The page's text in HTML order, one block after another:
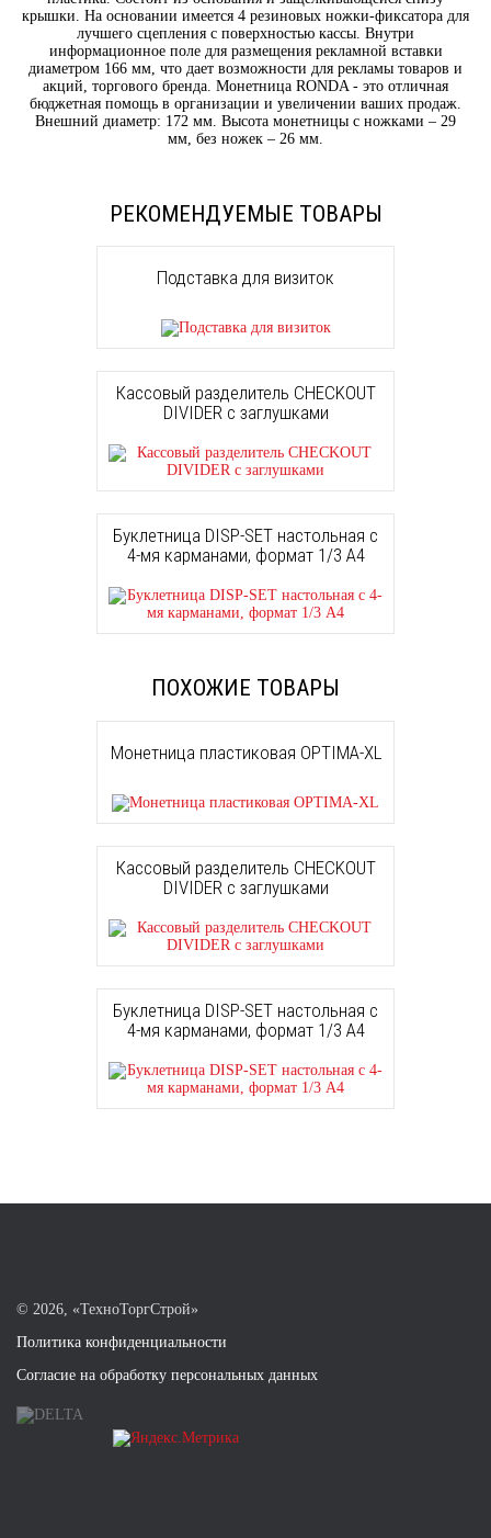
крышки. На основании имеется 4 резиновых ножки-фиксатора для
лучшего сцепления с поверхностью кассы. Внутри
информационное поле для размещения рекламной вставки
диаметром 166 мм, что дает возможности для рекламы товаров и
акций, торгового бренда. Монетница RONDA - это отличная
бюджетная помощь в организации и увеличении ваших продаж.
Внешний диаметр: 172 мм. Высота монетницы с ножками – 29
мм, без ножек – 26 мм.
РЕКОМЕНДУЕМЫЕ ТОВАРЫ
Подставка для визиток
Кассовый разделитель CHECKOUT
DIVIDER с заглушками
Буклетница DISP-SET настольная с
4-мя карманами, формат 1/3 A4
ПОХОЖИЕ ТОВАРЫ
Монетница пластиковая OPTIMA-XL
Кассовый разделитель CHECKOUT
DIVIDER с заглушками
Буклетница DISP-SET настольная с
4-мя карманами, формат 1/3 A4
© 2026, «ТехноТоргСтрой»
Политика конфиденциальности
Согласие на обработку персональных данных